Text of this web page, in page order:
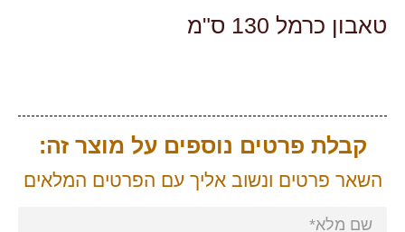
טאבון כרמל 130 ס"מ
קבלת פרטים נוספים על מוצר זה:
השאר פרטים ונשוב אליך עם הפרטים המלאים